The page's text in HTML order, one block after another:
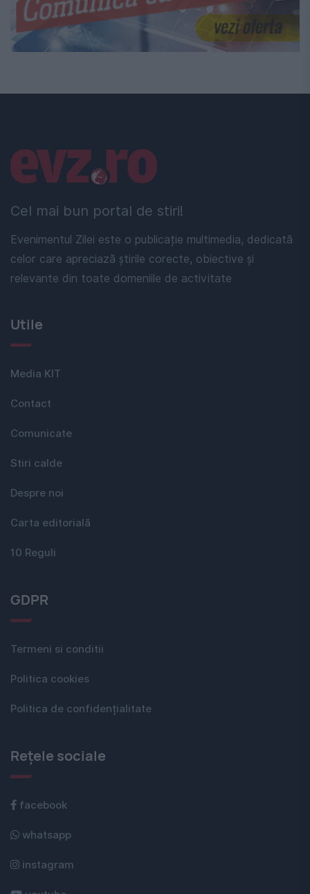
Cel mai bun portal de stiri!
Evenimentul Zilei este o publicație multimedia, dedicată
celor care apreciază știrile corecte, obiective și
relevante din toate domeniile de activitate
Linkuri utile
Utile
Media KIT
Contact
Comunicate
Stiri calde
Despre noi
Carta editorială
10 Reguli
GDPR
Termeni si conditii
Politica cookies
Politica de confidențialitate
Rețele sociale
facebook
whatsapp
instagram